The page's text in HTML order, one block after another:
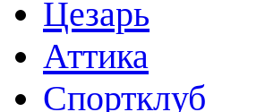
Цезарь
Аттика
Спортклуб